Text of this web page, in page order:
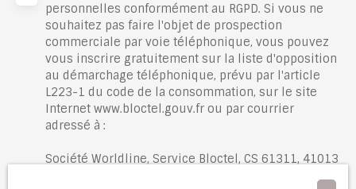
personnelles conformément au RGPD. Si vous ne
souhaitez pas faire l'objet de prospection
commerciale par voie téléphonique, vous pouvez
vous inscrire gratuitement sur la liste d'opposition
au démarchage téléphonique, prévu par l'article
L223-1 du code de la consommation, sur le site
Internet www.bloctel.gouv.fr ou par courrier
adressé à :
Société Worldline, Service Bloctel, CS 61311, 41013